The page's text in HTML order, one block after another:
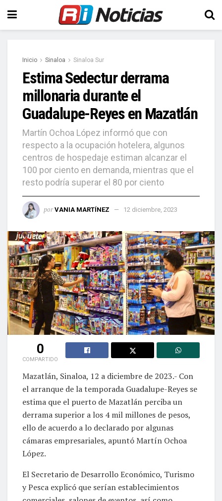
Inicio Sinaloa Sinaloa Sur
Estima Sedectur derrama
millonaria durante el
Guadalupe-Reyes en Mazatlán
Martín Ochoa López informó que con
respecto a la ocupación hotelera, algunos
centros de hospedaje estiman alcanzar el
100 por ciento en demanda, mientras que el
resto podría superar el 80 por ciento
por VANIA MARTÍNEZ 12 diciembre, 2023
0
COMPARTIDO
Mazatlán, Sinaloa, 12 a diciembre de 2023.- Con
el arranque de la temporada Guadalupe-Reyes se
estima que el puerto de Mazatlán perciba un
derrama superior a los 4 mil millones de pesos,
ello de acuerdo a lo declarado por algunas
cámaras empresariales, apuntó Martín Ochoa
López.
El Secretario de Desarrollo Económico, Turismo
y Pesca explicó que serían establecimientos